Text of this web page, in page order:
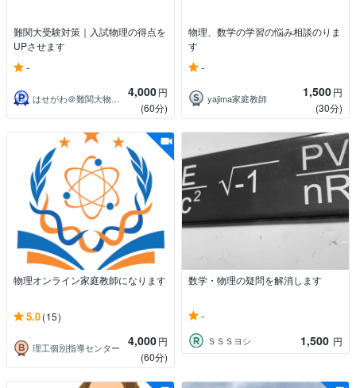
難関大受験対策｜入試物理の得点を
UPさせます
-
はせがわ＠難関大物理で点をとらせるコーチ 4,000円
(60分)
物理、数学の学習の悩み相談のりま
す
-
yajima家庭教師 1,500円
(30分)
物理オンライン家庭教師になります
5.0(15)
理工個別指導センター 4,000円
(60分)
数学・物理の疑問を解消します
-
ＳＳＳヨシ 1,500 円